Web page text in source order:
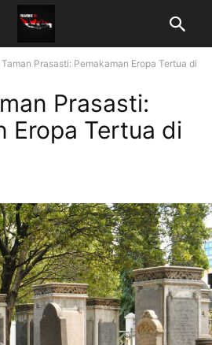
Prasasti: Pemakaman Eropa Tertua di
Prasasti:
Eropa Tertua di